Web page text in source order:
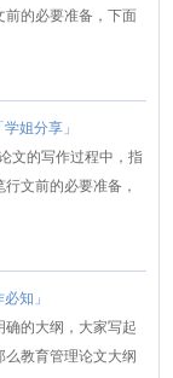
前的必要准备，下面
姐分享」
文的写作过程中，指
文前的必要准备，
知」
的大纲，大家写起
教育管理论文大纲